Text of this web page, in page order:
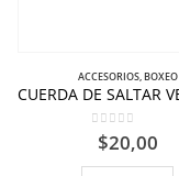
ACCESORIOS,BOXEO
0out of 5
$20,00